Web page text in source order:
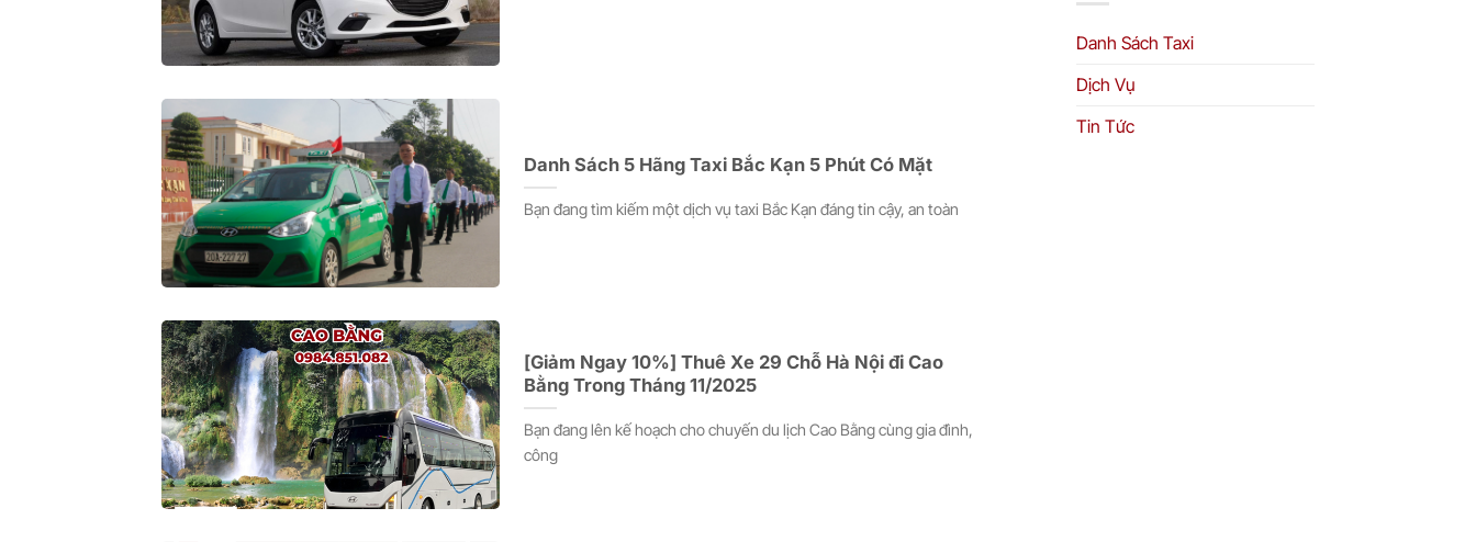
Danh Sách 5 Hãng Taxi Bắc Kạn 5 Phút Có Mặt
Bạn đang tìm kiếm một dịch vụ taxi Bắc Kạn đáng tin cậy, an toàn
[Giảm Ngay 10%] Thuê Xe 29 Chỗ Hà Nội đi Cao
Bằng Trong Tháng 11/2025
Bạn đang lên kế hoạch cho chuyến du lịch Cao Bằng cùng gia đình,
công
Danh Sách Taxi
Dịch Vụ
Tin Tức